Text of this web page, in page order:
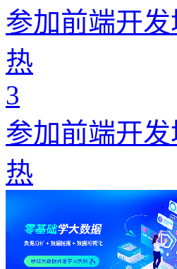
参加前端开
热
3
参加前端开
热